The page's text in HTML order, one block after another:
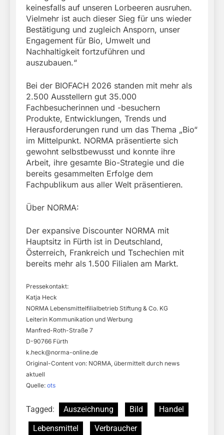
keinesfalls auf unseren Lorbeeren ausruhen.
Vielmehr ist auch dieser Sieg für uns wieder
Bestätigung und zugleich Ansporn, unser
Engagement für Bio, Umwelt und
Nachhaltigkeit fortzuführen und
auszubauen.“
Bei der BIOFACH 2026 standen mit mehr als
2.500 Ausstellern gut 35.000
Fachbesucherinnen und -besuchern
Produkte, Entwicklungen, Trends und
Herausforderungen rund um das Thema „Bio“
im Mittelpunkt. NORMA präsentierte sich
gewohnt selbstbewusst und konnte ihre
Arbeit, ihre gesamte Bio-Strategie und die
bereits gesammelten Erfolge dem
Fachpublikum aus aller Welt präsentieren.
Über NORMA:
Der expansive Discounter NORMA mit
Hauptsitz in Fürth ist in Deutschland,
Österreich, Frankreich und Tschechien mit
bereits mehr als 1.500 Filialen am Markt.
Pressekontakt:
Katja Heck
NORMA Lebensmittelfilialbetrieb Stiftung & Co. KG
Leiterin Kommunikation und Werbung
Manfred-Roth-Straße 7
D-90766 Fürth
k.heck@norma-online.de
Original-Content von: NORMA, übermittelt durch news
aktuell
Quelle: ots
Tagged: Auszeichnung Bild
Handel
Lebensmittel
Verbraucher